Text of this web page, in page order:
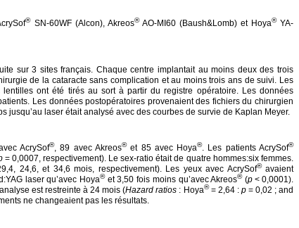
®SN-60WF (Alcon), Akreos®AO-MI60 (Baush&Lomb) et Hoya®YA-
sur 3 sites français. Chaque centre implantait au moins deux des trois
de la cataracte sans complication et au moins trois ans de suivi. Les
lentilles ont été tirés au sort à partir du registre opératoire. Les données
Les données postopératoires provenaient des fichiers du chirurgien
jusqu’au laser était analysé avec des courbes de survie de Kaplan Meyer.
AcrySof®, 89 avec Akreos®et 85 avec Hoya®. Les patients AcrySof®
= 0,0007, respectivement). Le sex-ratio était de quatre hommes:six femmes.
24,6, et 34,6 mois, respectivement). Les yeux avec AcrySof®avaient
laser qu’avec Hoya®et 3,50 fois moins qu’avec Akreos®(p < 0,0001).
est restreinte à 24 mois (Hazard ratios : Hoya® = 2,64 : p = 0,02 ; and
ne changeaient pas les résultats.